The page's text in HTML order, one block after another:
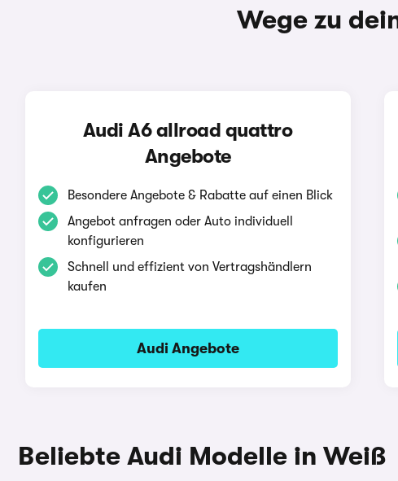
Wege zu
Audi A6 allroad quattro
Angebote
Besondere Angebote & Rabatte auf einen Blick
Angebot anfragen oder Auto individuell
konfigurieren
Schnell und effizient von Vertragshändlern
kaufen
Audi Angebote
Beliebte Audi Modelle in Weiß